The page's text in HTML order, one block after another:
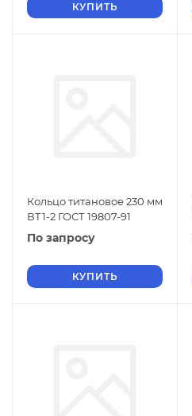
КУПИТЬ
Кольцо титановое 230 мм
ВТ1-2 ГОСТ 19807-91
По запросу
КУПИТЬ